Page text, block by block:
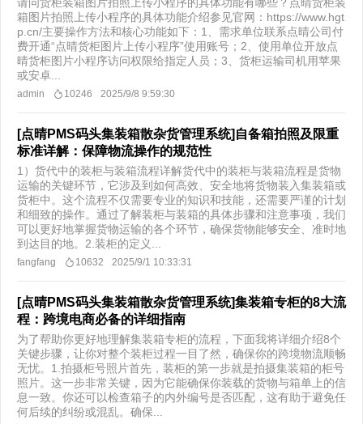
箱图片拍照上传小程序的具体功能介绍参见官网：https://www.hgt
p.cn/主要操作方法和核心功能如下：1、需求单位联系点晴公司付
费开通“点晴货柜图片上传小程序”使用账号；2、使用单位开放点
晴货柜图片小程序访问权限给指定人员；3、货柜运输司机用苹果
或安卓...
admin 10246 2025/9/8 9:59:30
[点晴PMS码头集装箱散杂货管理系统]自备箱拍照及限重
标准详解：保障物流操作的规范性
1）货代中的装柜与装箱流程详解货代中的装柜与装箱流程是货物
运输的关键环节，它涉及到如何高效、安全地将货物装入集装箱或
货柜中。这个流程不仅需要专业的知识和技能，还需要严谨的计划
和细致的操作。通过了解装柜与装箱的具体步骤和注意事项，我们
可以更好地掌握货物运输的各个环节，确保货物能够安全、准时地
到达目的地。2.装柜的定义...
fangfang 10632 2025/9/1 10:33:31
[点晴PMS码头集装箱散杂货管理系统]集装箱专柜的8大流
程：跨境电商必备的详细指南
为了帮助你更好地理解集装箱专柜的流程，下面我将详细介绍8个
关键步骤，让你对整个装柜过程一目了然，确保你的跨境物流顺畅
无忧。1.拍摄柜号照片首先，装柜的第一步就是拍摄集装箱的柜号
照片。这一步非常关键，因为它能确保你装载的货物与箱单上的信
息一致。你还可以检查箱子的内外编号是否匹配，这有助于避免任
何后续的纠纷或混乱。确保...